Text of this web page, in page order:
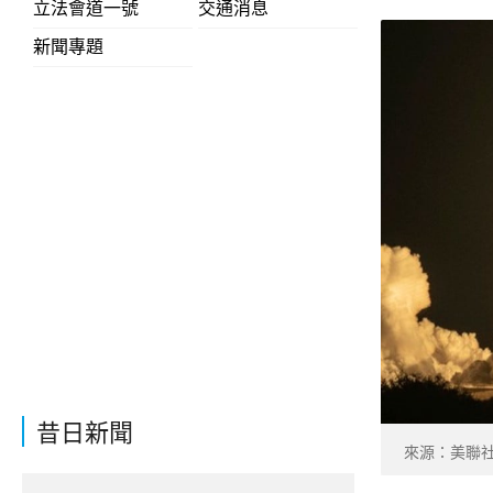
立法會道一號
交通消息
新聞專題
昔日新聞
來源：美聯